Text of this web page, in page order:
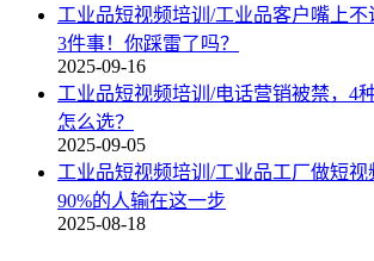
工业品短视频培训/工业品客户嘴上
3件事！你踩雷了吗？
2025-09-16
工业品短视频培训/电话营销被禁，4
怎么选？
2025-09-05
工业品短视频培训/工业品工厂做短视
90%的人输在这一步
2025-08-18